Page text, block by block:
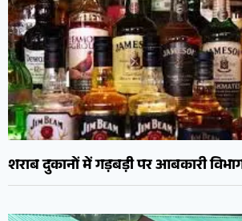
शराब दुकानों में गड़बड़ी पर आबकारी